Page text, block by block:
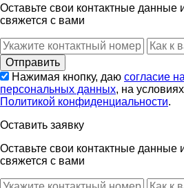
Оставьте свои контактные данные
свяжется с вами
Нажимая кнопку, даю согласие
персональных данных, на
Политикой конфиденциальности.
Оставить заявку
Оставьте свои контактные данные
свяжется с вами